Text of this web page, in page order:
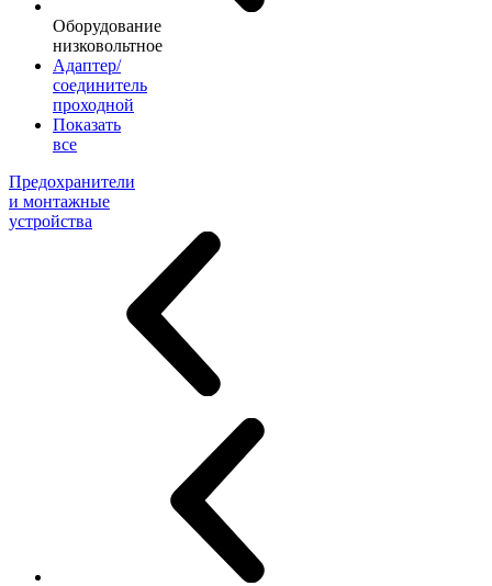
Оборудование
низковольтное
Адаптер/
соединитель
проходной
Показать
все
Предохранители
и монтажные
устройства